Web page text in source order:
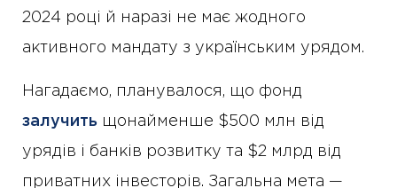
2024 році й наразі не має жодного
активного мандату з українським урядом.
Нагадаємо, планувалося, що фонд
залучить щонайменше $500 млн від
урядів і банків розвитку та $2 млрд від
приватних інвесторів. Загальна мета —